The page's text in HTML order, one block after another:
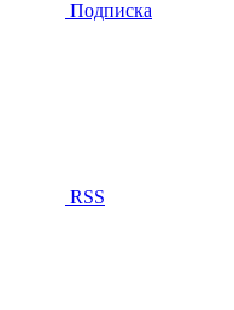
Подписка
RSS